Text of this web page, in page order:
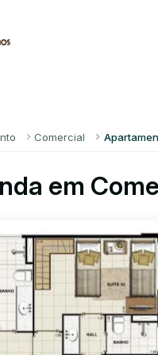
Comercial
em